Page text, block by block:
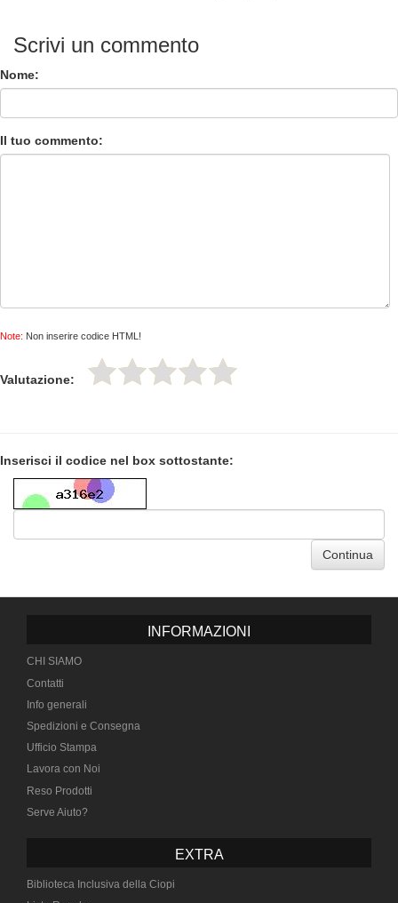
Scrivi un commento
Nome:
Il tuo commento:
Note: Non inserire codice HTML!
Valutazione:
Inserisci il codice nel box sottostante:
Continua
INFORMAZIONI
CHI SIAMO
Contatti
Info generali
Spedizioni e Consegna
Ufficio Stampa
Lavora con Noi
Reso Prodotti
Serve Aiuto?
EXTRA
Biblioteca Inclusiva della Ciopi